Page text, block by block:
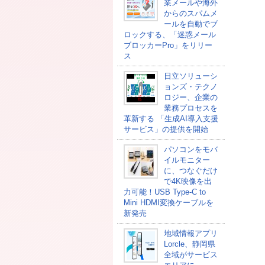
業メールや海外
からのスパムメ
ールを自動でブ
ロックする、「迷惑メール
ブロッカーPro」をリリー
ス
日立ソリューシ
ョンズ・テクノ
ロジー、企業の
業務プロセスを
革新する 「生成AI導入支援
サービス」の提供を開始
パソコンをモバ
イルモニター
に、つなぐだけ
で4K映像を出
力可能！USB Type-C to
Mini HDMI変換ケーブルを
新発売
地域情報アプリ
Lorcle、静岡県
全域がサービス